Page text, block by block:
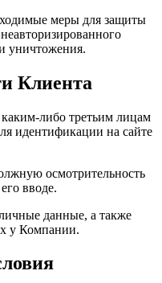
меры для защиты
уничтожения.
Клиента
либо третьим лицам
идентификации на сайте
осмотрительность
вводе.
данные, а также
у Компании.